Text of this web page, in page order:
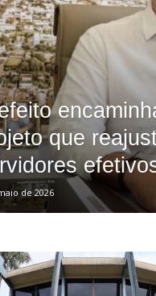
que
de 2026